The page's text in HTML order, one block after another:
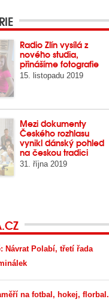
Radio Zlín vysílá z
nového studia,
přinášíme fotografie
15. listopadu 2019
Mezi dokumenty
Českého rozhlasu
vynikl dánský pohled
na českou tradici
31. října 2019
Návrat Polabí, třetí řada
na fotbal, hokej, florbal.